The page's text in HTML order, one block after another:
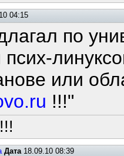
04:15
по
или
!!!"
Дата18.09.10 08:39